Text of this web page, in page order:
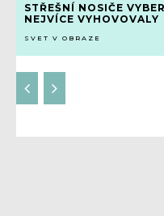
STŘEŠNÍ NOSIČE
NEJVÍCE VYHOVOVALY
SVET V OBRAZE